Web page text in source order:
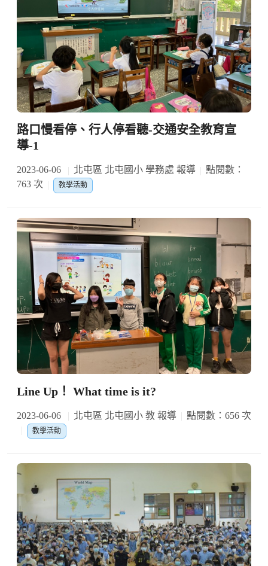
路口慢看停、行人停看聽-交通安全教育宣
導-1
2023-06-06 北屯區 北屯國小 學務處 報導
點閱數：
763 次
教學活動
Line Up！ What time is it?
2023-06-06 北屯區 北屯國小 教 報導 點閱數：656 次
教學活動